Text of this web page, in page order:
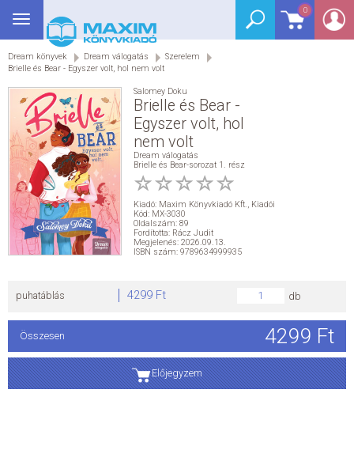
0
Toggle
navigation
Dream könyvek Dream válogatás
Szerelem
Brielle és Bear - Egyszer volt, hol nem volt
Salomey Doku
Brielle és Bear -
Egyszer volt, hol
nem volt
Dream válogatás
Brielle és Bear-sorozat 1. rész
Kiadó: Maxim Könyvkiadó Kft., Kiadói
Kód: MX-3030
Oldalszám: 89
Fordította: Rácz Judit
Megjelenés: 2026.09.13.
ISBN szám: 9789634999935
Előjegyzem
puhatáblás 4299 Ft db
Összesen 4299 Ft
BEJELENTKEZÉS
SEGÉDKÖNYV
NYELVKÖNYV
GRIMM SZÓTÁR
DREAM KÖNYVEK
E-KÖNYVEK
SEGÍTHETEK?
HÍREK
ÁLTALÁNOS SZERZŐDÉSI FELTÉTELEK